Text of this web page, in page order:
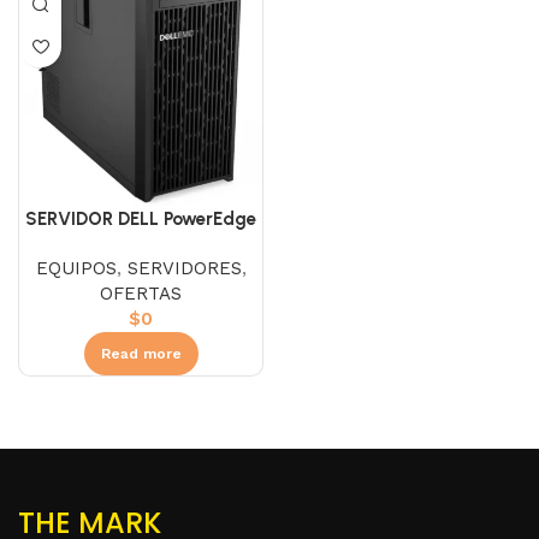
SERVIDOR DELL PowerEdge
3.1GHz RAM DDR4 16G Disco
Duro 1TB
EQUIPOS, SERVIDORES,
OFERTAS
$0
Read more
THE MARK